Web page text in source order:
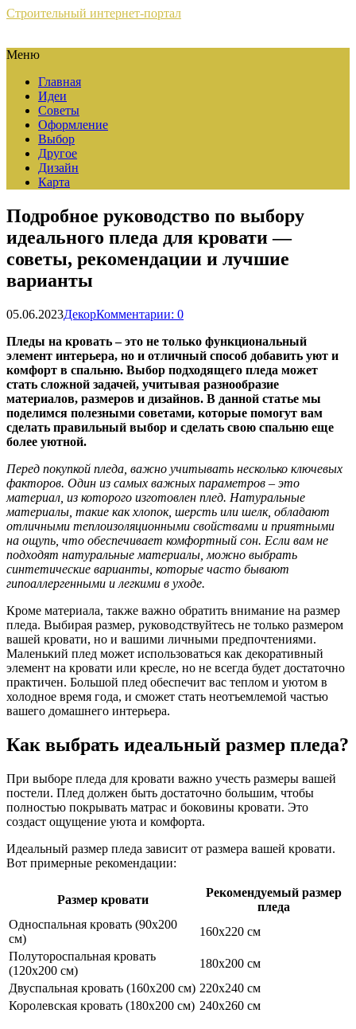
Строительный интернет-портал
Меню
Главная
Идеи
Советы
Оформление
Выбор
Другое
Дизайн
Карта
Подробное руководство по выбору
идеального пледа для кровати —
советы, рекомендации и лучшие
варианты
05.06.2023ДекорКомментарии: 0
Пледы на кровать – это не только функциональный
элемент интерьера, но и отличный способ добавить уют и
комфорт в спальню. Выбор подходящего пледа может
стать сложной задачей, учитывая разнообразие
материалов, размеров и дизайнов. В данной статье мы
поделимся полезными советами, которые помогут вам
сделать правильный выбор и сделать свою спальню еще
более уютной.
Перед покупкой пледа, важно учитывать несколько ключевых
факторов. Один из самых важных параметров – это
материал, из которого изготовлен плед. Натуральные
материалы, такие как хлопок, шерсть или шелк, обладают
отличными теплоизоляционными свойствами и приятными
на ощупь, что обеспечивает комфортный сон. Если вам не
подходят натуральные материалы, можно выбрать
синтетические варианты, которые часто бывают
гипоаллергенными и легкими в уходе.
Кроме материала, также важно обратить внимание на размер
пледа. Выбирая размер, руководствуйтесь не только размером
вашей кровати, но и вашими личными предпочтениями.
Маленький плед может использоваться как декоративный
элемент на кровати или кресле, но не всегда будет достаточно
практичен. Большой плед обеспечит вас теплом и уютом в
холодное время года, и сможет стать неотъемлемой частью
вашего домашнего интерьера.
Как выбрать идеальный размер пледа?
При выборе пледа для кровати важно учесть размеры вашей
постели. Плед должен быть достаточно большим, чтобы
полностью покрывать матрас и боковины кровати. Это
создаст ощущение уюта и комфорта.
Идеальный размер пледа зависит от размера вашей кровати.
Вот примерные рекомендации:
Размер кровати
Рекомендуемый размер
пледа
Односпальная кровать (90х200
см)
160х220 см
Полутороспальная кровать
(120х200 см)
180х200 см
Двуспальная кровать (160х200 см) 220х240 см
Королевская кровать (180х200 см) 240х260 см